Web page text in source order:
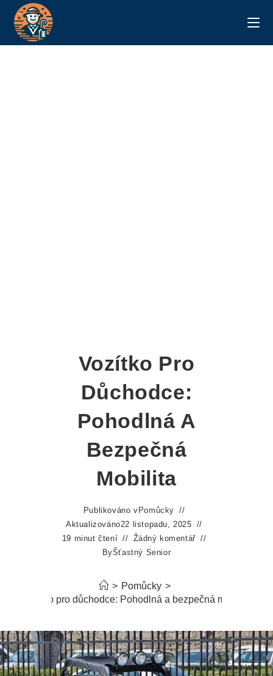
Vozítko Pro
Důchodce:
Pohodlná A
Bezpečná
Mobilita
Publikováno v Pomůcky
Aktualizováno22 listopadu, 2025
19 minut čtení
Žádný komentář
ByŠťastný Senior
> Pomůcky >
Vozítko pro důchodce: Pohodlná a bezpečná mobilita